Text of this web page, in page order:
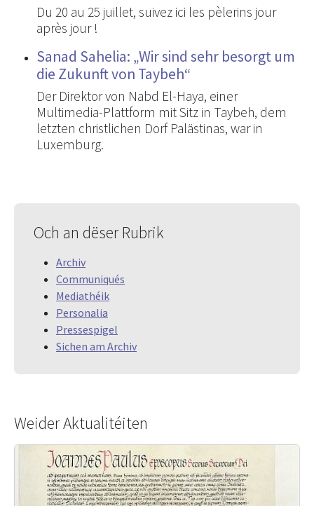
Du 20 au 25 juillet, suivez ici les pèlerins jour
après jour !
Sanad Sahelia: „Wir sind sehr besorgt um
die Zukunft von Taybeh“
Der Direktor von Nabd El-Haya, einer
Multimedia-Plattform mit Sitz in Taybeh, dem
letzten christlichen Dorf Palästinas, war in
Luxemburg.
Och an dëser Rubrik
Archiv
Communiqués
Mediathéik
Personalia
Pressespigel
Sichen am Archiv
Weider Aktualitéiten